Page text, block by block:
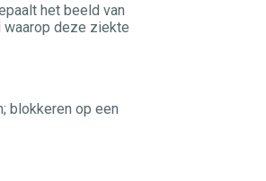
het beeld van
deze ziekte
blokkeren op een